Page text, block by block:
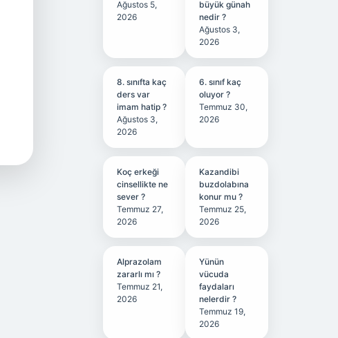
Ağustos 5,
2026
büyük günah
nedir ?
Ağustos 3,
2026
8. sınıfta kaç
ders var
imam hatip ?
Ağustos 3,
2026
6. sınıf kaç
oluyor ?
Temmuz 30,
2026
Koç erkeği
cinsellikte ne
sever ?
Temmuz 27,
2026
Kazandibi
buzdolabına
konur mu ?
Temmuz 25,
2026
Alprazolam
zararlı mı ?
Temmuz 21,
2026
Yünün
vücuda
faydaları
nelerdir ?
Temmuz 19,
2026